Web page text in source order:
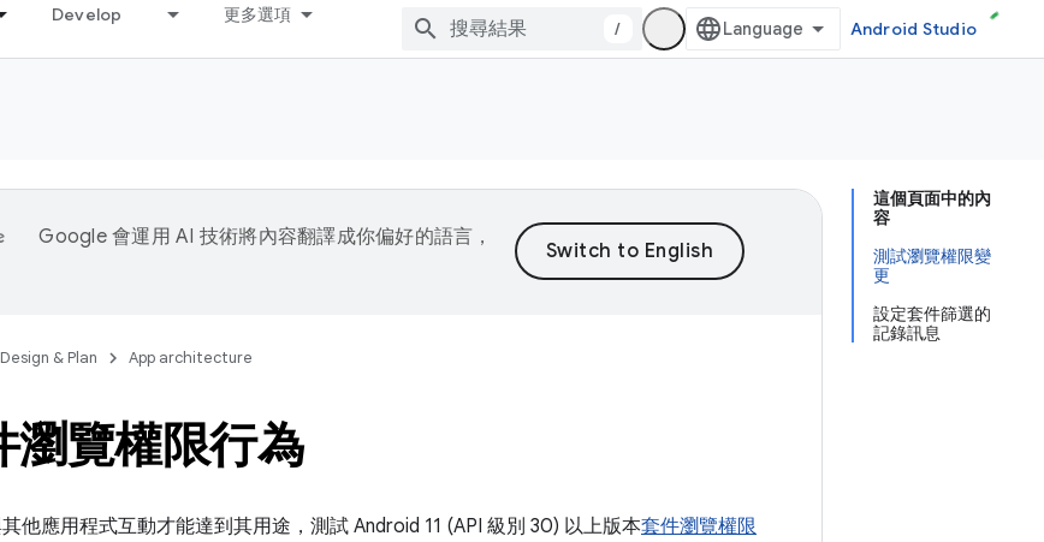
Develop 更多選項
/ Android Studio
這個頁面中的內
容
測試瀏覽權限變
更
設定套件篩選的
記錄訊息
Google 會運用 AI 技術將內容翻譯成你偏好的語言，
Design & Plan App architecture
瀏覽權限行為
他應用程式互動才能達到其用途，測試 Android 11 (API 級別 30) 以上版本套件瀏覽權限